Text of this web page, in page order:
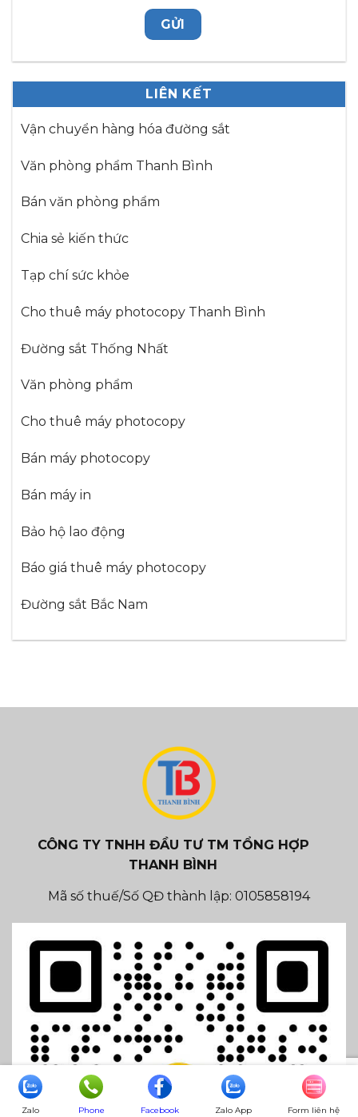
LIÊN KẾT
Vận chuyển hàng hóa đường sắt
Văn phòng phẩm Thanh Bình
Bán văn phòng phẩm
Chia sẻ kiến thức
Tạp chí sức khỏe
Cho thuê máy photocopy Thanh Bình
Đường sắt Thống Nhất
Văn phòng phẩm
Cho thuê máy photocopy
Bán máy photocopy
Bán máy in
Bảo hộ lao động
Báo giá thuê máy photocopy
Đường sắt Bắc Nam
CÔNG TY TNHH ĐẦU TƯ TM TỔNG HỢP
THANH BÌNH
Mã số thuế/Số QĐ thành lập: 0105858194
Zalo Phone Facebook Zalo App Form liên hệ